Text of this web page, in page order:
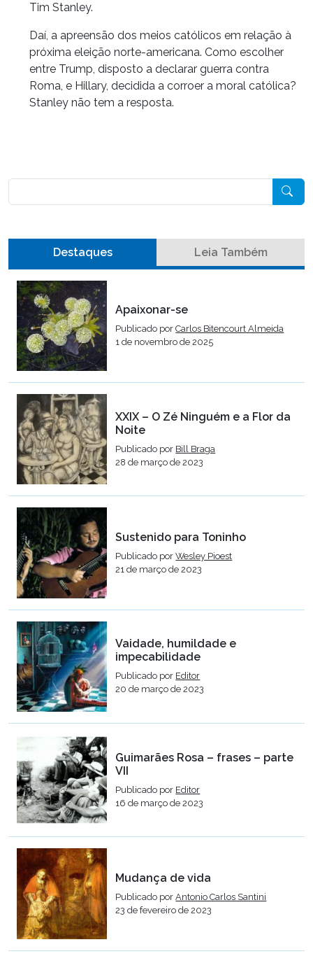
Tim Stanley.
Daí, a apreensão dos meios católicos em relação à
próxima eleição norte-americana. Como escolher
entre Trump, disposto a declarar guerra contra
Roma, e Hillary, decidida a corroer a moral católica?
Stanley não tem a resposta.
Destaques Leia Também
Apaixonar-se
Publicado porCarlos Bitencourt Almeida
1 de novembro de 2025
XXIX – O Zé Ninguém e a Flor da
Noite
Publicado por Bill Braga
28 de março de 2023
Sustenido para Toninho
Publicado porWesley Pioest
21 de março de 2023
Vaidade, humildade e
impecabilidade
Publicado por Editor
20 de março de 2023
Guimarães Rosa – frases – parte
VII
Publicado por Editor
16 de março de 2023
Mudança de vida
Publicado porAntonio Carlos Santini
23 de fevereiro de 2023